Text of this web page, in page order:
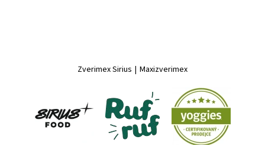
Zverimex Sirius | Maxizverimex